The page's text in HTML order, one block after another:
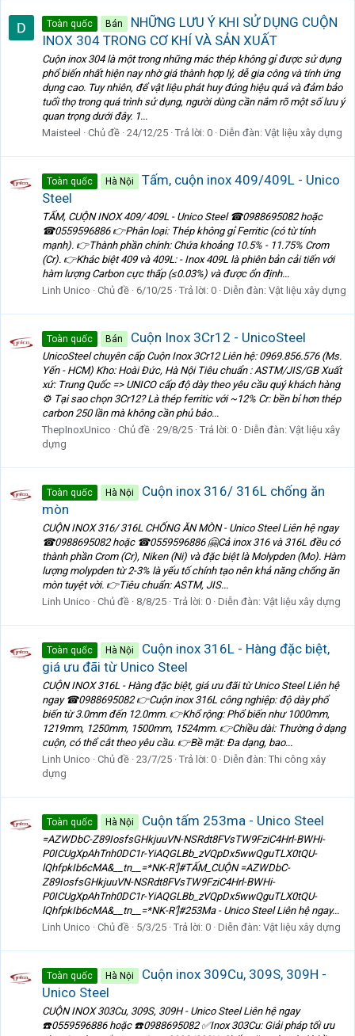
Toàn quốc Bán
NHỮNG LƯU Ý KHI SỬ DỤNG CUỘN
INOX 304 TRONG CƠ KHÍ VÀ SẢN XUẤT
Cuộn inox 304 là một trong những mác thép không gỉ được sử dụng
phổ biến nhất hiện nay nhờ giá thành hợp lý, dễ gia công và tính ứng
dụng cao. Tuy nhiên, để vật liệu phát huy đúng hiệu quả và đảm bảo
tuổi thọ trong quá trình sử dụng, người dùng cần nắm rõ một số lưu ý
quan trọng dưới đây. 1...
Maisteel
Chủ đề 24/12/25 Trả lời: 0 Diễn đàn: Vật liệu xây dựng
Toàn quốc Hà Nội
Tấm, cuộn inox 409/409L - Unico
Steel
TẤM, CUỘN INOX 409/ 409L - Unico Steel ☎0988695082 hoặc
☎0559596886 👉Phân loại: Thép không gỉ Ferritic (có từ tính
mạnh). 👉Thành phần chính: Chứa khoảng 10.5% - 11.75% Crom
(Cr). 👉Khác biệt 409 và 409L: - Inox 409L là phiên bản cải tiến với
hàm lượng Carbon cực thấp (≤0.03%) và được ổn định...
Linh Unico
Chủ đề 6/10/25 Trả lời: 0 Diễn đàn: Vật liệu xây dựng
Toàn quốc Bán Cuộn Inox 3Cr12 - UnicoSteel
UnicoSteel chuyên cấp Cuộn Inox 3Cr12 Liên hệ: 0969.856.576 (Ms.
Yến - HCM) Kho: Hoài Đức, Hà Nội Tiêu chuẩn : ASTM/JIS/GB Xuất
xứ: Trung Quốc => UNICO cấp độ dày theo yêu cầu quý khách hàng
⚙️ Tại sao chọn 3Cr12? Là thép ferritic với ~12% Cr: bền bỉ hơn thép
carbon 250 lần mà không cần phủ bảo...
ThepInoxUnico
Chủ đề 29/8/25 Trả lời: 0 Diễn đàn: Vật liệu xây
dựng
Toàn quốc Hà Nội
Cuộn inox 316/ 316L chống ăn
mòn
CUỘN INOX 316/ 316L CHỐNG ĂN MÒN - Unico Steel Liên hệ ngay
☎0988695082 hoặc ☎0559596886 🤗Cả inox 316 và 316L đều có
thành phần Crom (Cr), Niken (Ni) và đặc biệt là Molypden (Mo). Hàm
lượng molypden từ 2-3% là yếu tố chính tạo nên khả năng chống ăn
mòn tuyệt vời. 👉Tiêu chuẩn: ASTM, JIS...
Linh Unico
Chủ đề 8/8/25 Trả lời: 0 Diễn đàn: Vật liệu xây dựng
Toàn quốc Hà Nội
Cuộn inox 316L - Hàng đặc biệt,
giá ưu đãi từ Unico Steel
CUỘN INOX 316L - Hàng đặc biệt, giá ưu đãi từ Unico Steel Liên hệ
ngay ☎0988695082 👉Cuộn inox 316L công nghiệp: độ dày phổ
biến từ 3.0mm đến 12.0mm. 👉Khổ rộng: Phổ biến như 1000mm,
1219mm, 1250mm, 1500mm, 1524mm. 👉Chiều dài: Thường ở dạng
cuộn, có thể cắt theo yêu cầu. 👉Bề mặt: Đa dạng, bao...
Linh Unico
Chủ đề 23/7/25 Trả lời: 0 Diễn đàn: Thi công xây
dựng
Toàn quốc Hà Nội Cuộn tấm 253ma - Unico Steel
=AZWDbC-Z89IosfsGHkjuuVN-NSRdt8FVsTW9FziC4Hrl-BWHi-
P0ICUgXpAhTnh0DC1r-YiAQGLBb_zVQpDx5wwQguTLX0tQU-
lQhfpkIb6cMA&__tn__=*NK-R']#TẤM_CUỘN =AZWDbC-
Z89IosfsGHkjuuVN-NSRdt8FVsTW9FziC4Hrl-BWHi-
P0ICUgXpAhTnh0DC1r-YiAQGLBb_zVQpDx5wwQguTLX0tQU-
lQhfpkIb6cMA&__tn__=*NK-R']#253Ma - Unico Steel Liên hệ ngay...
Linh Unico
Chủ đề 5/3/25 Trả lời: 0 Diễn đàn: Vật liệu xây dựng
Toàn quốc Hà Nội
Cuộn inox 309Cu, 309S, 309H -
Unico Steel
CUỘN INOX 303Cu, 309S, 309H - Unico Steel Liên hệ ngay
☎️0559596886 hoặc ☎️0988695082 ✅Inox 303Cu: Giải pháp tối ưu